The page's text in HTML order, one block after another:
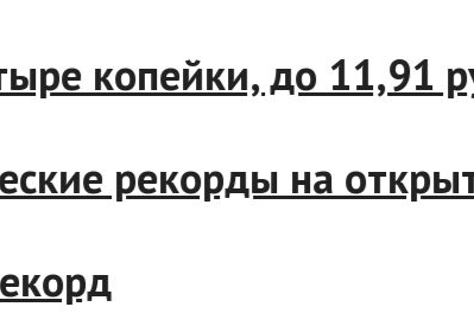
копейки, до 11,91
рекорды на